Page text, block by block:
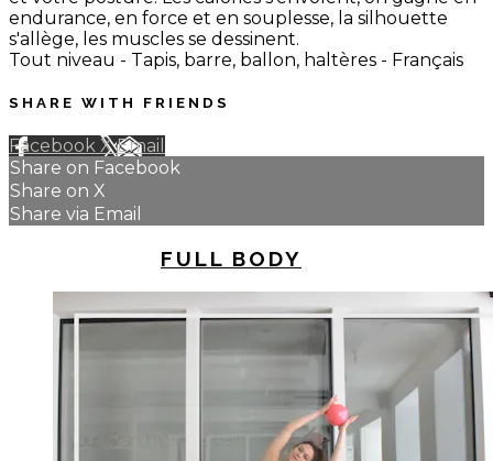
endurance, en force et en souplesse, la silhouette
s'allège, les muscles se dessinent.
Tout niveau - Tapis, barre, ballon, haltères - Français
SHARE WITH FRIENDS
Facebook XEmail
Share on Facebook
Share on X
Share via Email
FULL BODY